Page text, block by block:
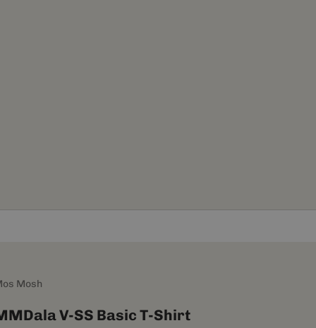
Mosh
V-SS Basic T-Shirt